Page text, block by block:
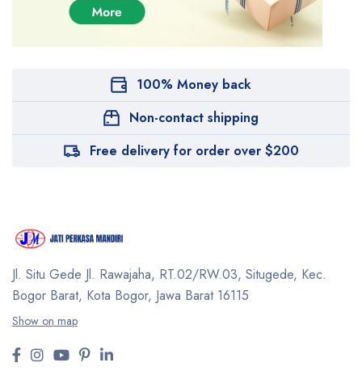
100% Money back
Non-contact shipping
Free delivery for order over $200
Jl. Situ Gede Jl. Rawajaha, RT.02/RW.03, Situgede, Kec.
Bogor Barat, Kota Bogor, Jawa Barat 16115
Show on map